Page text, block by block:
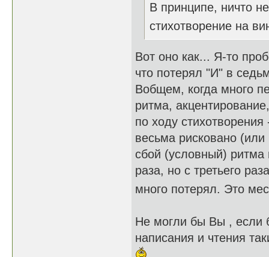
В принципе, ничто
стихотворение на
Вот оно как... Я-то
что потерял "И" в
Вобщем, когда много
ритма,
по ходу
весьма рисковано
сбой (условный) ритма
раза, но с третьего
много потерял. Это
Не могли бы Вы , если
написания и чтения